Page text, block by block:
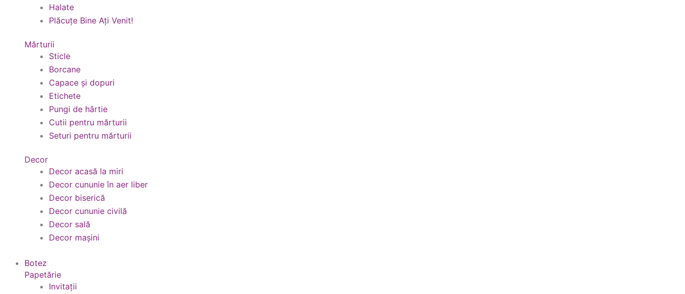
Halate
Plăcuțe Bine Ați Venit!
Mărturii
Sticle
Borcane
Capace și dopuri
Etichete
Pungi de hârtie
Cutii pentru mărturii
Seturi pentru mărturii
Decor
Decor acasă la miri
Decor cununie în aer liber
Decor biserică
Decor cununie civilă
Decor sală
Decor mașini
Botez
Papetărie
Invitații